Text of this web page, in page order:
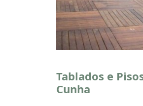
Tablados e
Cunha